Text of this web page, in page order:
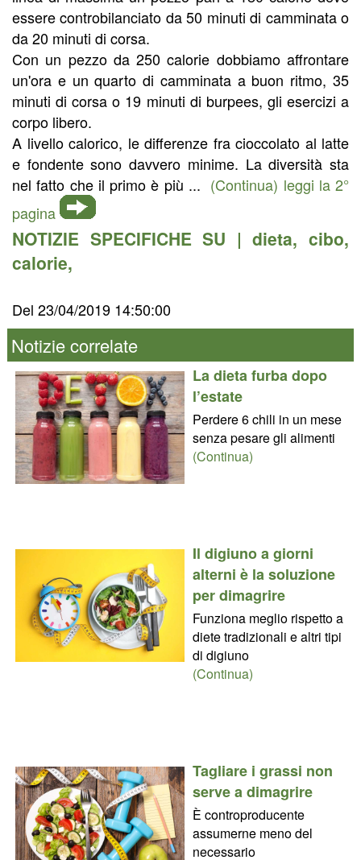
essere controbilanciato da 50 minuti di camminata o
da 20 minuti di corsa.
Con un pezzo da 250 calorie dobbiamo affrontare
un'ora e un quarto di camminata a buon ritmo, 35
minuti di corsa o 19 minuti di burpees, gli esercizi a
corpo libero.
A livello calorico, le differenze fra cioccolato al latte
e fondente sono davvero minime. La diversità sta
nel fatto che il primo è più ... (Continua) leggi la 2°
pagina
NOTIZIE SPECIFICHE SU |dieta,cibo,
calorie,
Del 23/04/2019 14:50:00
Notizie correlate
La dieta furba dopo
l’estate
Perdere 6 chili in un mese
senza pesare gli alimenti
(Continua)
Il digiuno a giorni
alterni è la soluzione
per dimagrire
Funziona meglio rispetto a
diete tradizionali e altri tipi
di digiuno
(Continua)
Tagliare i grassi non
serve a dimagrire
È controproducente
assumerne meno del
necessario